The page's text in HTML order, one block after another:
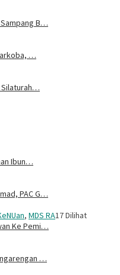
Sampang B…
…
Silaturah…
Ibun…
PAC G…
, MDS RA17 Dilihat
Ke Pemi…
…